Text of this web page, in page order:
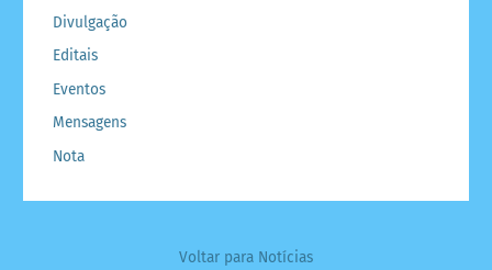
Divulgação
Editais
Eventos
Mensagens
Nota
Voltar para Notícias